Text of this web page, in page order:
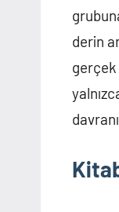
derin
gerçek